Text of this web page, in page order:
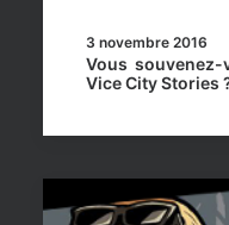
3 novembre 2016
Vous
Vice City Stories